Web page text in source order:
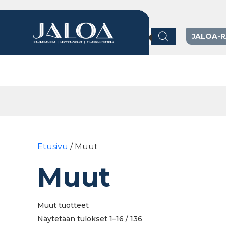
Products search
JALOA-
Etusivu / Muut
Muut
Muut tuotteet
Näytetään tulokset 1–16 / 136